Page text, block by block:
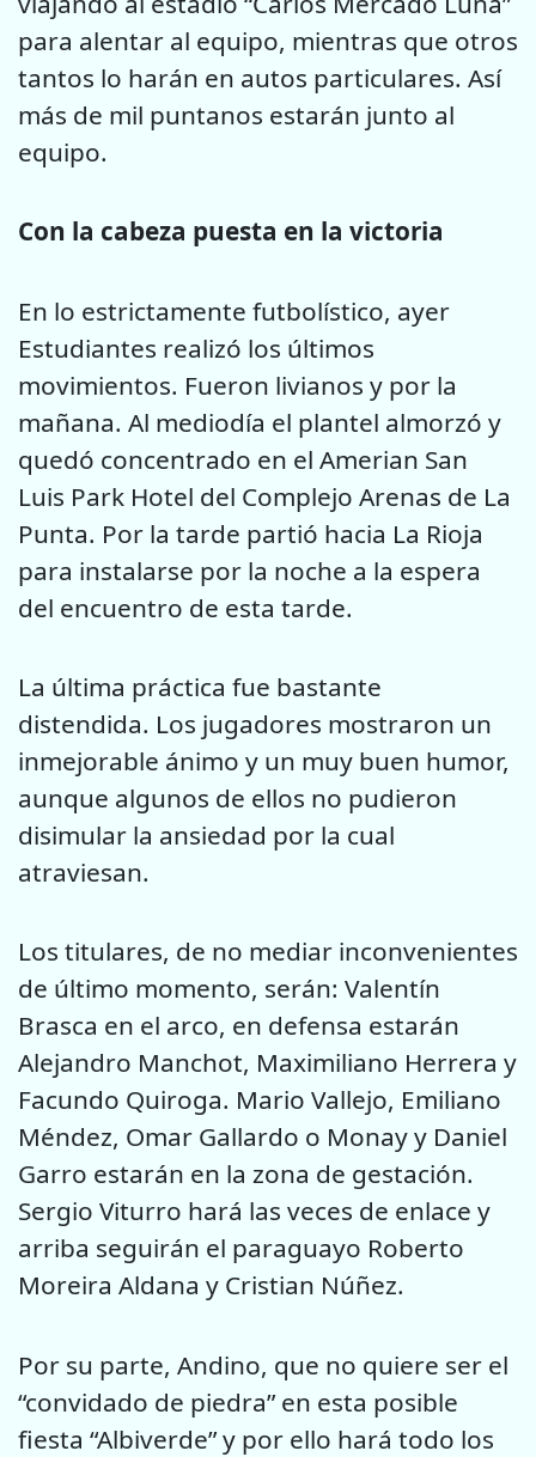
para alentar al equipo, mientras que otros
tantos lo harán en autos particulares. Así
más de mil puntanos estarán junto al
equipo.
Con la cabeza puesta en la victoria
En lo estrictamente futbolístico, ayer
Estudiantes realizó los últimos
movimientos. Fueron livianos y por la
mañana. Al mediodía el plantel almorzó y
quedó concentrado en el Amerian San
Luis Park Hotel del Complejo Arenas de La
Punta. Por la tarde partió hacia La Rioja
para instalarse por la noche a la espera
del encuentro de esta tarde.
La última práctica fue bastante
distendida. Los jugadores mostraron un
inmejorable ánimo y un muy buen humor,
aunque algunos de ellos no pudieron
disimular la ansiedad por la cual
atraviesan.
Los titulares, de no mediar inconvenientes
de último momento, serán: Valentín
Brasca en el arco, en defensa estarán
Alejandro Manchot, Maximiliano Herrera y
Facundo Quiroga. Mario Vallejo, Emiliano
Méndez, Omar Gallardo o Monay y Daniel
Garro estarán en la zona de gestación.
Sergio Viturro hará las veces de enlace y
arriba seguirán el paraguayo Roberto
Moreira Aldana y Cristian Núñez.
Por su parte, Andino, que no quiere ser el
“convidado de piedra” en esta posible
fiesta “Albiverde” y por ello hará todo los